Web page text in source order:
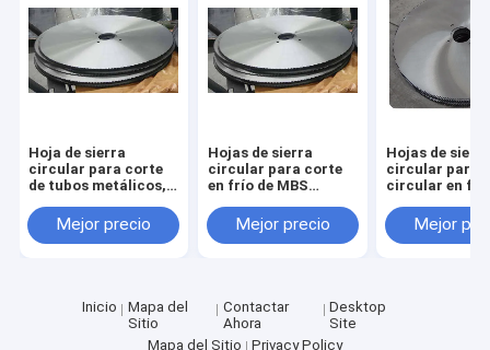
Hoja de sierra
circular para corte
de tubos metálicos,
acero 1000mm x
130mm x 6.0mm
Mejor precio
Hojas de sierra
circular para corte
en frío de MBS
cortar tubos de
acero, tamaños
Mejor precio
Hojas de
circular para
circular en
cortar tubos
acero,
Mejor
Inicio
Mapa del
Sitio
Contactar
Ahora
Desktop
Site
Mapa del Sitio
Privacy Policy